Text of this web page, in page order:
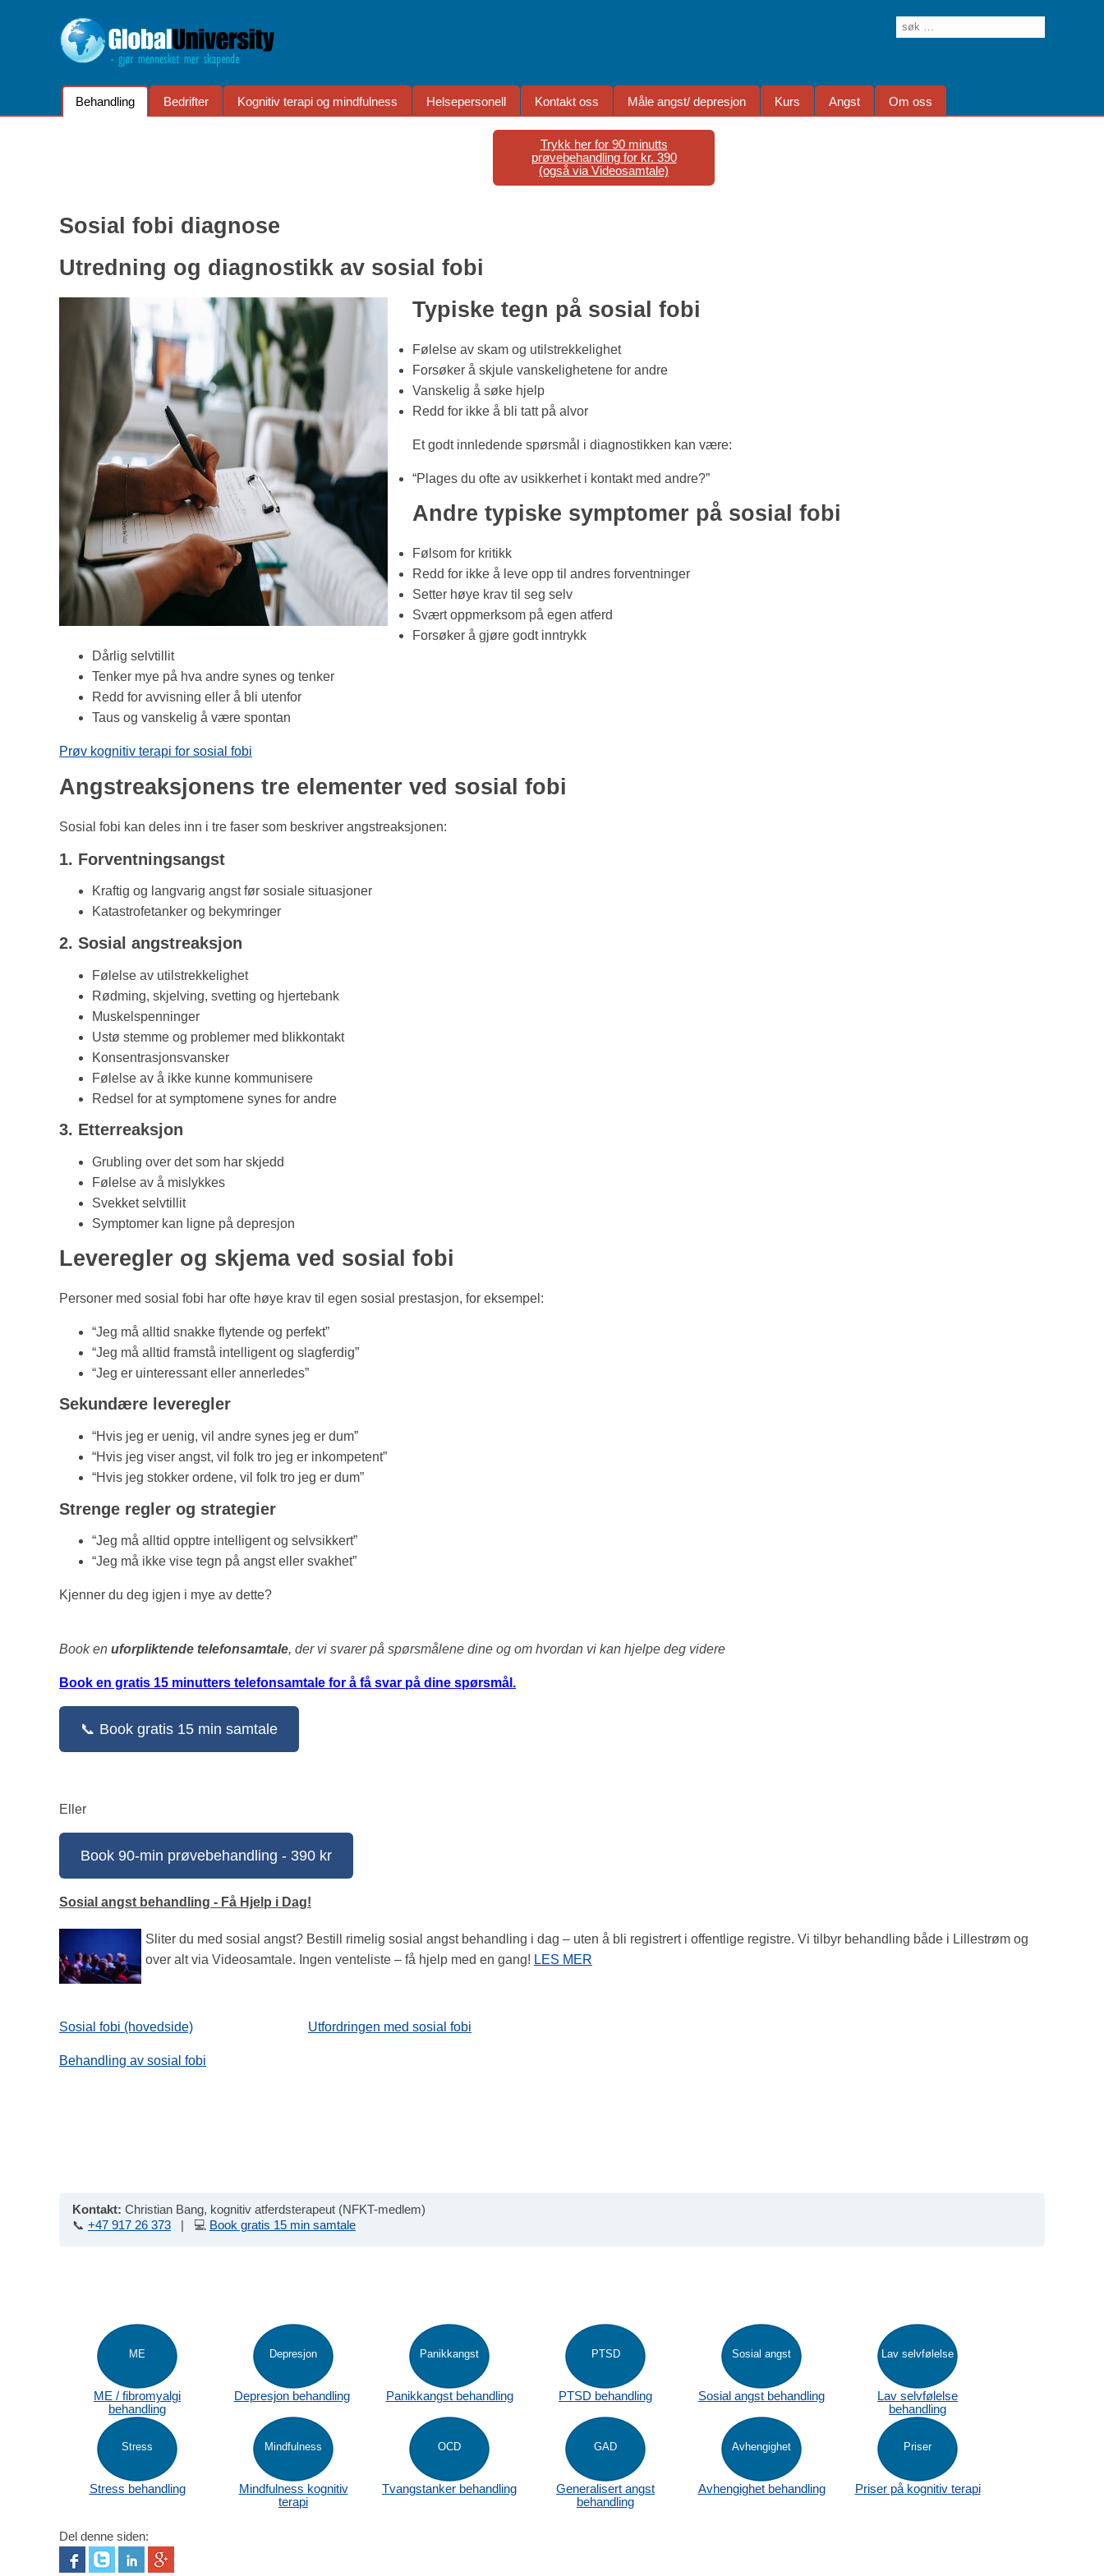
Behandling Bedrifter Kognitiv terapi og mindfulness Helsepersonell Kontakt oss Måle angst/ depresjon Kurs Angst Om oss
Trykk her for 90 minutts
prøvebehandling for kr. 390
(også via Videosamtale)
Sosial fobi diagnose
Utredning og diagnostikk av sosial fobi
Typiske tegn på sosial fobi
Følelse av skam og utilstrekkelighet
Forsøker å skjule vanskelighetene for andre
Vanskelig å søke hjelp
Redd for ikke å bli tatt på alvor
Et godt innledende spørsmål i diagnostikken kan være:
“Plages du ofte av usikkerhet i kontakt med andre?”
Andre typiske symptomer på sosial fobi
Følsom for kritikk
Redd for ikke å leve opp til andres forventninger
Setter høye krav til seg selv
Svært oppmerksom på egen atferd
Forsøker å gjøre godt inntrykk
Dårlig selvtillit
Tenker mye på hva andre synes og tenker
Redd for avvisning eller å bli utenfor
Taus og vanskelig å være spontan
Prøv kognitiv terapi for sosial fobi
Angstreaksjonens tre elementer ved sosial fobi
Sosial fobi kan deles inn i tre faser som beskriver angstreaksjonen:
1. Forventningsangst
Kraftig og langvarig angst før sosiale situasjoner
Katastrofetanker og bekymringer
2. Sosial angstreaksjon
Følelse av utilstrekkelighet
Rødming, skjelving, svetting og hjertebank
Muskelspenninger
Ustø stemme og problemer med blikkontakt
Konsentrasjonsvansker
Følelse av å ikke kunne kommunisere
Redsel for at symptomene synes for andre
3. Etterreaksjon
Grubling over det som har skjedd
Følelse av å mislykkes
Svekket selvtillit
Symptomer kan ligne på depresjon
Leveregler og skjema ved sosial fobi
Personer med sosial fobi har ofte høye krav til egen sosial prestasjon, for eksempel:
“Jeg må alltid snakke flytende og perfekt”
“Jeg må alltid framstå intelligent og slagferdig”
“Jeg er uinteressant eller annerledes”
Sekundære leveregler
“Hvis jeg er uenig, vil andre synes jeg er dum”
“Hvis jeg viser angst, vil folk tro jeg er inkompetent”
“Hvis jeg stokker ordene, vil folk tro jeg er dum”
Strenge regler og strategier
“Jeg må alltid opptre intelligent og selvsikkert”
“Jeg må ikke vise tegn på angst eller svakhet”
Kjenner du deg igjen i mye av dette?
Book en uforpliktende telefonsamtale, der vi svarer på spørsmålene dine og om hvordan vi kan hjelpe deg videre
Book en gratis 15 minutters telefonsamtale for å få svar på dine spørsmål.
📞 Book gratis 15 min samtale
Eller
Book 90-min prøvebehandling - 390 kr
Sosial angst behandling - Få Hjelp i Dag!
Sliter du med sosial angst? Bestill rimelig sosial angst behandling i dag – uten å bli registrert i offentlige registre. Vi tilbyr behandling både i Lillestrøm og
over alt via Videosamtale. Ingen venteliste – få hjelp med en gang! LES MER
Sosial fobi (hovedside) Utfordringen med sosial fobi
Behandling av sosial fobi
Kontakt: Christian Bang, kognitiv atferdsterapeut (NFKT-medlem)
📞 +47 917 26 373 | 💻 Book gratis 15 min samtale
ME
ME / fibromyalgi
behandling
Depresjon
Depresjon behandling
Panikkangst
Panikkangst behandling
PTSD
PTSD behandling
Sosial angst
Sosial angst behandling
Lav selvfølelse
Lav selvfølelse
behandling
Stress
Stress behandling
Mindfulness
Mindfulness kognitiv
terapi
OCD
Tvangstanker behandling
GAD
Generalisert angst
behandling
Avhengighet
Avhengighet behandling
Priser
Priser på kognitiv terapi
Del denne siden: